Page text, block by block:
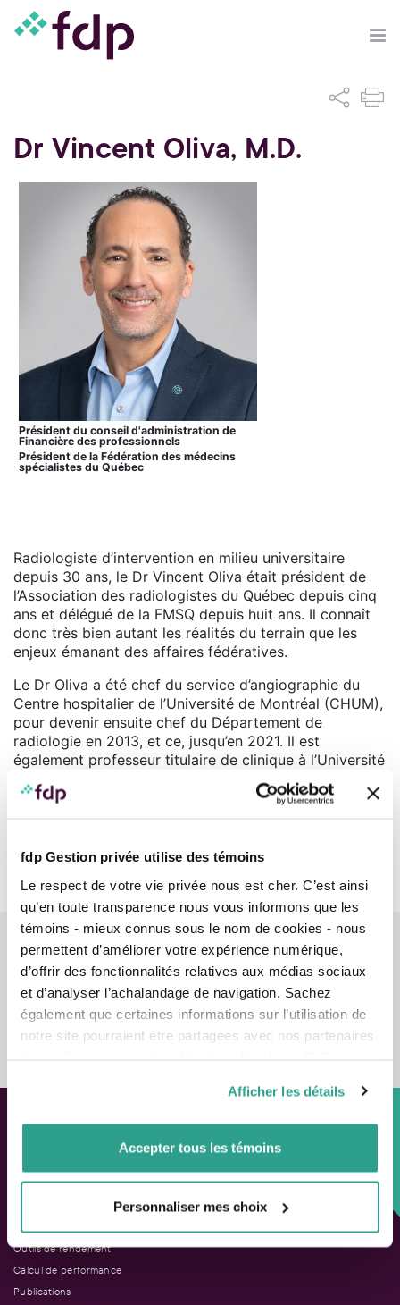
fdp Gestion privée utilise des témoins
Le respect de votre vie privée nous est cher. C’est ainsi
qu’en toute transparence nous vous informons que les
témoins - mieux connus sous le nom de cookies - nous
permettent d’améliorer votre expérience numérique,
d’offrir des fonctionnalités relatives aux médias sociaux
et d’analyser l’achalandage de navigation. Sachez
également que certaines informations sur l’utilisation de
notre site pourraient être partagées avec nos partenaires
vous leur auriez fournies ou qu’ils auraient collectées lors
de votre utilisation de leurs services.
Afficher les détails
Accepter tous les témoins
Personnaliser mes choix
Dr Vincent Oliva, M.D.
Président du conseil d'administration de
Financière des professionnels
Président de la Fédération des médecins
spécialistes du Québec
Radiologiste d’intervention en milieu universitaire
depuis 30 ans, le Dr Vincent Oliva était président de
l’Association des radiologistes du Québec depuis cinq
ans et délégué de la FMSQ depuis huit ans. Il connaît
donc très bien autant les réalités du terrain que les
enjeux émanant des affaires fédératives.
Le Dr Oliva a été chef du service d’angiographie du
Centre hospitalier de l’Université de Montréal (CHUM),
pour devenir ensuite chef du Département de
radiologie en 2013, et ce, jusqu’en 2021. Il est
également professeur titulaire de clinique à l’Université
Approche personnalisée,
Solutions adaptées.
Outils de rendement
Calcul de performance
Publications